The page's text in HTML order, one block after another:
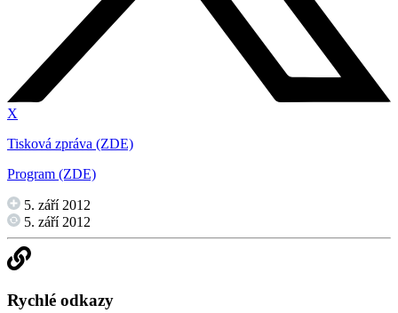
X
Tisková zpráva (ZDE)
Program (ZDE)
5. září 2012
5. září 2012
Rychlé odkazy